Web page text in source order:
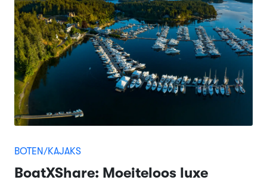
BOTEN/KAJAKS
BoatXShare: Moeiteloos luxe